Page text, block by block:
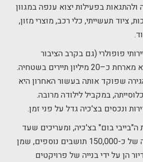
בפעילות יצוא ענפה במגוון
ציוד תעשייתי, כלי רכב, מוצרי מזון,
פופולרי (גם בקרב הציבור
הישראלי), ומידי שנה היא מארחת כ–20 מיליון תיירים בשטחיה.
שפוקד אותה בעשור האחרון היא
במקביל לילודה מרובה.
ונכסים בצ'כיה גדל על פני זמן.
כשנת ה"בייבי בום" בצ'כיה, ומעריכים שעד
לשנת 2030 צפויה עליה של כ-150,000 תושבים נוספים, שמן
הן על ידי בנייה של פרויקטים